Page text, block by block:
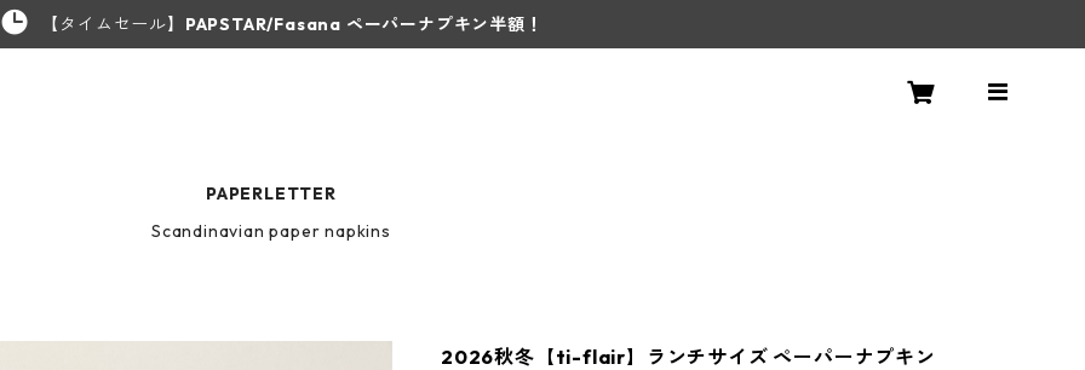
【タイムセール】 PAPSTAR/Fasana ペーパーナプキン半額！
PAPERLETTER
Scandinavian paper napkins
2026秋冬【ti-flair】ランチサイズ ペーパーナプキン